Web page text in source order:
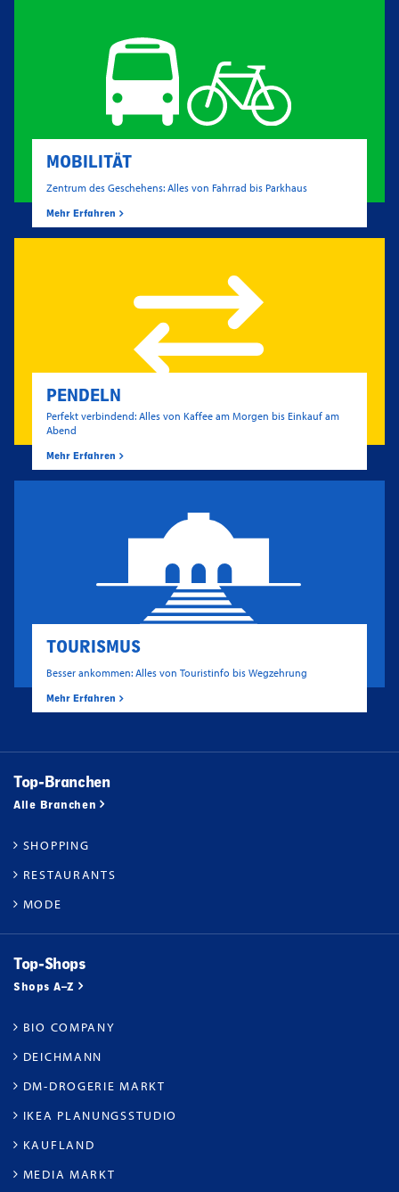
MOBILITÄT
Zentrum des Geschehens: Alles von Fahrrad bis Parkhaus
Mehr Erfahren
PENDELN
Perfekt verbindend: Alles von Kaffee am Morgen bis Einkauf am
Abend
Mehr Erfahren
TOURISMUS
Besser ankommen: Alles von Touristinfo bis Wegzehrung
Mehr Erfahren
Top-Branchen
Alle Branchen
SHOPPING
RESTAURANTS
MODE
Top-Shops
Shops A–Z
BIO COMPANY
DEICHMANN
DM-DROGERIE MARKT
IKEA PLANUNGSSTUDIO
KAUFLAND
MEDIA MARKT